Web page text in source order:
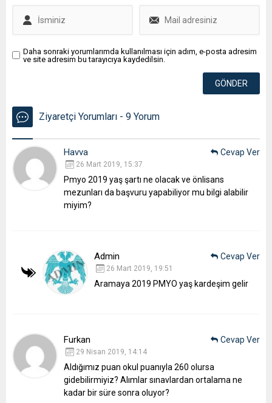
Daha sonraki yorumlarımda kullanılması için adım, e-posta adresim
ve site adresim bu tarayıcıya kaydedilsin.
Ziyaretçi Yorumları - 9 Yorum
Havva
26 Mart 2019, 15:37
Pmyo 2019 yaş şartı ne olacak ve önlisans
mezunları da başvuru yapabiliyor mu bilgi alabilir
miyim?
Cevap Ver
Admin
26 Mart 2019, 19:51
Aramaya 2019 PMYO yaş kardeşim gelir
Cevap Ver
Furkan
29 Nisan 2019, 14:14
Aldığımız puan okul puanıyla 260 olursa
gidebilirmiyiz? Alımlar sınavlardan ortalama ne
kadar bir süre sonra oluyor?
Cevap Ver